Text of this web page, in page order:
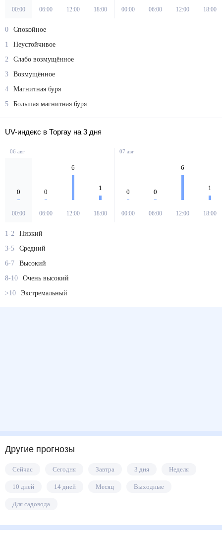
00:00 06:00 12:00 18:00 00:00 06:00 12:00 18:00
0
Спокойное
1
Неустойчивое
2
Слабо возмущённое
3
Возмущённое
4
Магнитная буря
5
Большая магнитная буря
UV-индекс в Торгау на 3 дня
06 авг
0
00:00
0
06:00
6
12:00
1
18:00
07 авг
0
00:00
0
06:00
6
12:00
1
18:00
1-2
Низкий
3-5
Средний
6-7
Высокий
8-10
Очень высокий
>10
Экстремальный
Другие прогнозы
Сейчас Сегодня Завтра 3 дня Неделя
10 дней 14 дней Месяц Выходные
Для садовода